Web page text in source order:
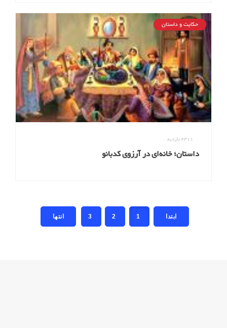
حکایت و داستان
2311بازدید
داستان؛ خانه‎ای در آرزوی کدبانو
1
2
3